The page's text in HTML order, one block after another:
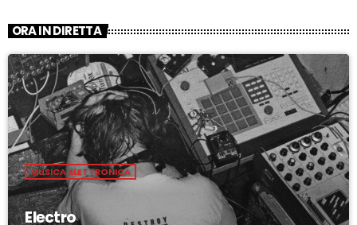
ORA IN DIRETTA
MUSICA ELETTRONICA
Electro